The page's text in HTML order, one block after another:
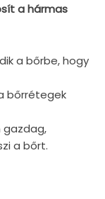
a hármas
a bőrbe, hogy
bőrrétegek
gazdag,
a bőrt.